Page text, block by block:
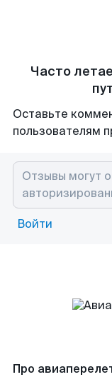
Часто
Оставьте
пользователям
Войти
Про